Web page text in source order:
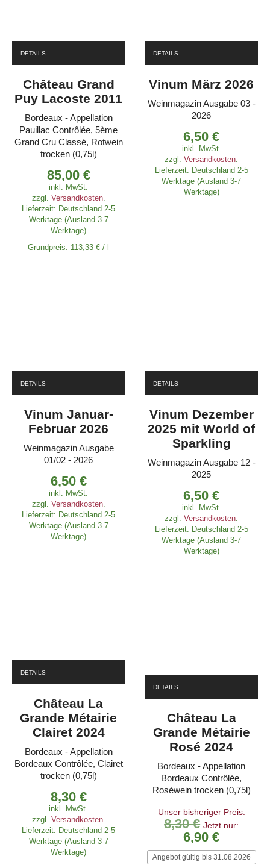
DETAILS
Château Grand
Puy Lacoste 2011
Bordeaux - Appellation
Pauillac Contrôlée, 5ème
Grand Cru Classé, Rotwein
trocken (0,75l)
85,00 €
inkl. MwSt.
zzgl. Versandkosten.
Lieferzeit: Deutschland 2-5
Werktage (Ausland 3-7
Werktage)
Grundpreis: 113,33€ /
DETAILS
Vinum März 2026
Weinmagazin Ausgabe 03 -
2026
6,50€
inkl. MwSt.
zzgl.Versandkosten.
Lieferzeit: Deutschland 2-5
Werktage (Ausland 3-7
Werktage)
DETAILS
Vinum Januar-
Februar 2026
Weinmagazin Ausgabe
01/02 - 2026
6,50 €
inkl. MwSt.
zzgl. Versandkosten.
Lieferzeit: Deutschland 2-5
Werktage (Ausland 3-7
Werktage)
DETAILS
Vinum Dezember
2025 mit World of
Sparkling
Weinmagazin Ausgabe 12 -
2025
6,50€
inkl. MwSt.
zzgl.Versandkosten
Lieferzeit: Deutschland 2-5
Werktage (Ausland 3-7
Werktage)
DETAILS
Château La
Grande Métairie
Clairet 2024
Bordeaux - Appellation
Bordeaux Contrôlée, Clairet
trocken (0,75l)
8,30 €
inkl. MwSt.
zzgl. Versandkosten.
Lieferzeit: Deutschland 2-5
Werktage (Ausland 3-7
Werktage)
DETAILS
Château La
Grande Métairie
Rosé 2024
Bordeaux - Appellation
Bordeaux Contrôlée,
Roséwein trocken (0,75l)
Unser bisheriger Preis:
8,30€
Preis
war:
8,30 €
Jetzt nur:
6,90€
Angebot gültig bis 31.08.2026